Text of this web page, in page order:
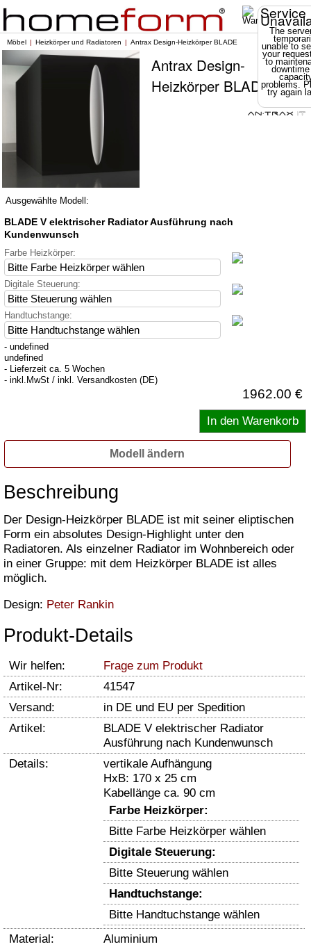
Service
The
unable to
your
to
problems.
try again
Möbel Heizkörper und Radiatoren Antrax Design-Heizkörper BLADE
Antrax Design-
Heizkörper BLADE
Ausgewählte Modell:
BLADE V elektrischer Radiator Ausführung nach
Kundenwunsch
Farbe Heizkörper:
Digitale Steuerung:
Handtuchstange:
- undefined
undefined
- Lieferzeit ca. 5 Wochen
- inkl.MwSt / inkl. Versandkosten (DE)
1962.00 €
Modell ändern
Beschreibung
Der Design-Heizkörper BLADE ist mit seiner eliptischen
Form ein absolutes Design-Highlight unter den
Radiatoren. Als einzelner Radiator im Wohnbereich oder
in einer Gruppe: mit dem Heizkörper BLADE ist alles
möglich.
Design: Peter Rankin
Produkt-Details
Wir helfen:
Frage zum Produkt
Artikel-Nr:
41547
Versand:
in DE und EU per Spedition
Artikel:
BLADE V elektrischer Radiator
Ausführung nach Kundenwunsch
Details:
vertikale Aufhängung
HxB: 170 x 25 cm
Kabellänge ca. 90 cm
Farbe Heizkörper:
Bitte Farbe Heizkörper wählen
Digitale Steuerung:
Bitte Steuerung wählen
Handtuchstange:
Bitte Handtuchstange wählen
Material:
Aluminium